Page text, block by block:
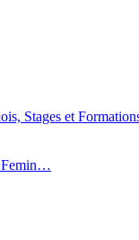
Stages et
Femin…